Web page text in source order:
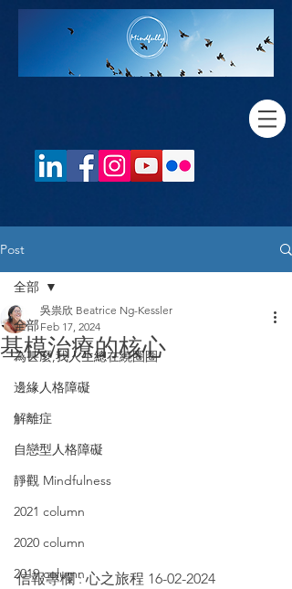
Post
全部
為甚麼,我人生總在繞圈圈
邊緣人格障礙
解離症
自戀型人格障礙
靜觀 Mindfulness
2021 column
2020 column
2019 column
全部
基模治療的核心
吳祟欣 Beatrice Ng-Kessler
Feb 17, 2024
信報專欄 : 心之旅程 16-02-2024